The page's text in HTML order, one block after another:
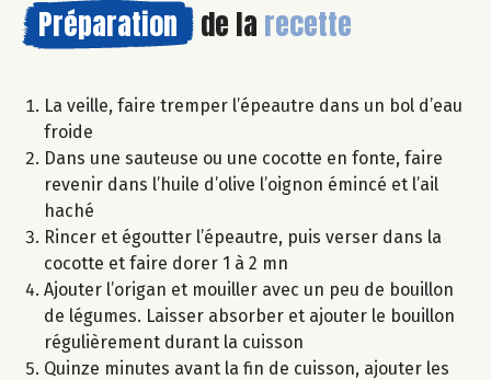
Préparation de la recette
La veille, faire tremper l’épeautre dans un bol d’eau
froide
Dans une sauteuse ou une cocotte en fonte, faire
revenir dans l’huile d’olive l’oignon émincé et l’ail
haché
Rincer et égoutter l’épeautre, puis verser dans la
cocotte et faire dorer 1 à 2 mn
Ajouter l’origan et mouiller avec un peu de bouillon
de légumes. Laisser absorber et ajouter le bouillon
régulièrement durant la cuisson
Quinze minutes avant la fin de cuisson, ajouter les